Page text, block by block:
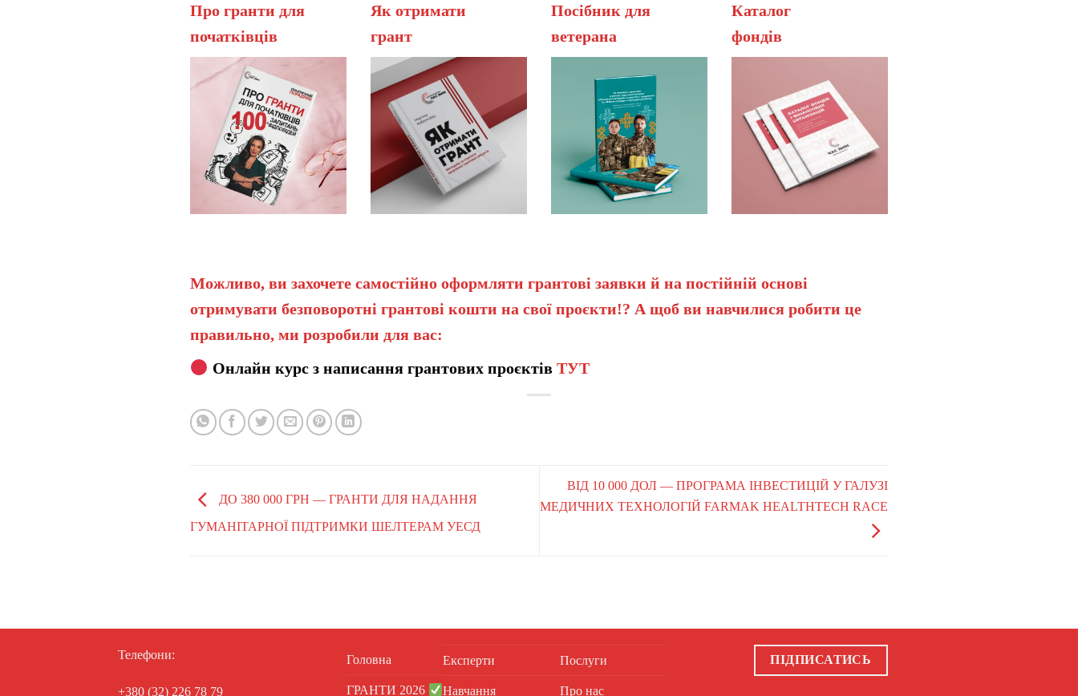
Про гранти для
початківців
Як отримати
грант
Посібник для
ветерана
Каталог
Можливо, ви захочете самостійно оформляти грантові заявки й на постійній основі
отримувати безповоротні грантові кошти на свої проєкти!? А щоб ви навчилися робити це
правильно, ми розробили для вас:
Онлайн курс з написання грантових проєктів ТУТ
ДО 380 000 ГРН — ГРАНТИ ДЛЯ НАДАННЯ
ГУМАНІТАРНОЇ ПІДТРИМКИ ШЕЛТЕРАМ УЕСД
ВІД 10 000 ДОЛ — ПРОГРАМА ІНВЕСТИЦІЙ У ГАЛУЗІ
МЕДИЧНИХ ТЕХНОЛОГІЙ FARMAK HEALTHTECH RACE
Телефони:
+380 (32) 226 78 79
Головна
ГРАНТИ 2026
Експерти
Навчання
Послуги
Про нас
ПІДПИСАТИСЬ